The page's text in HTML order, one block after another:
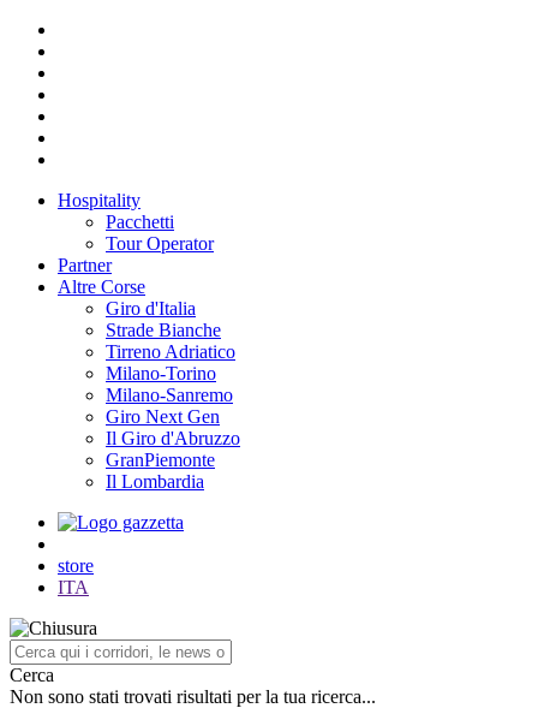
Hospitality
Pacchetti
Tour Operator
Partner
Altre Corse
Giro d'Italia
Strade Bianche
Tirreno Adriatico
Milano-Torino
Milano-Sanremo
Giro Next Gen
Il Giro d'Abruzzo
GranPiemonte
Il Lombardia
store
ITA
Cerca
Non sono stati trovati risultati per la tua ricerca...